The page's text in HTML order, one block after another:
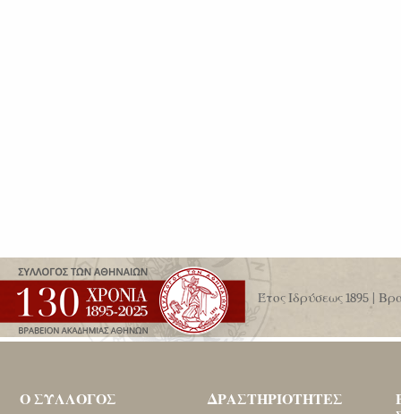
Έτος Ιδρύσεως 1895 |
Ο ΣΥΛΛΟΓΟΣ ΔΡΑΣΤΗΡΙΟΤΗΤΕΣ